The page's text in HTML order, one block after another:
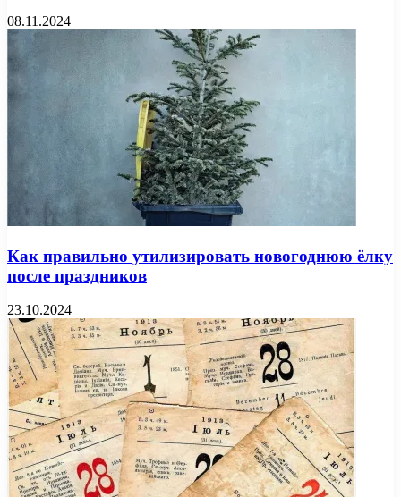
08.11.2024
Как правильно утилизировать новогоднюю ёлку
после праздников
23.10.2024